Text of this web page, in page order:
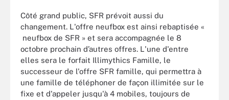
Côté grand public, SFR prévoit aussi du
changement. L'offre neufbox est ainsi rebaptisée «
neufbox de SFR » et sera accompagnée le 8
octobre prochain d’autres offres. L'une d'entre
elles sera le forfait Illimythics Famille, le
successeur de l'offre SFR famille, qui permettra à
une famille de téléphoner de façon illimitée sur le
fixe et d'appeler jusqu'à 4 mobiles, toujours de